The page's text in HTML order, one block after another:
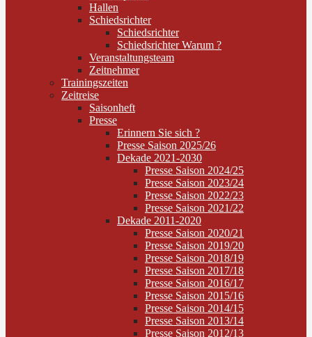
Hallen
Schiedsrichter
Schiedsrichter
Schiedsrichter Warum ?
Veranstaltungsteam
Zeitnehmer
Trainingszeiten
Zeitreise
Saisonheft
Presse
Erinnern Sie sich ?
Presse Saison 2025/26
Dekade 2021-2030
Presse Saison 2024/25
Presse Saison 2023/24
Presse Saison 2022/23
Presse Saison 2021/22
Dekade 2011-2020
Presse Saison 2020/21
Presse Saison 2019/20
Presse Saison 2018/19
Presse Saison 2017/18
Presse Saison 2016/17
Presse Saison 2015/16
Presse Saison 2014/15
Presse Saison 2013/14
Presse Saison 2012/13